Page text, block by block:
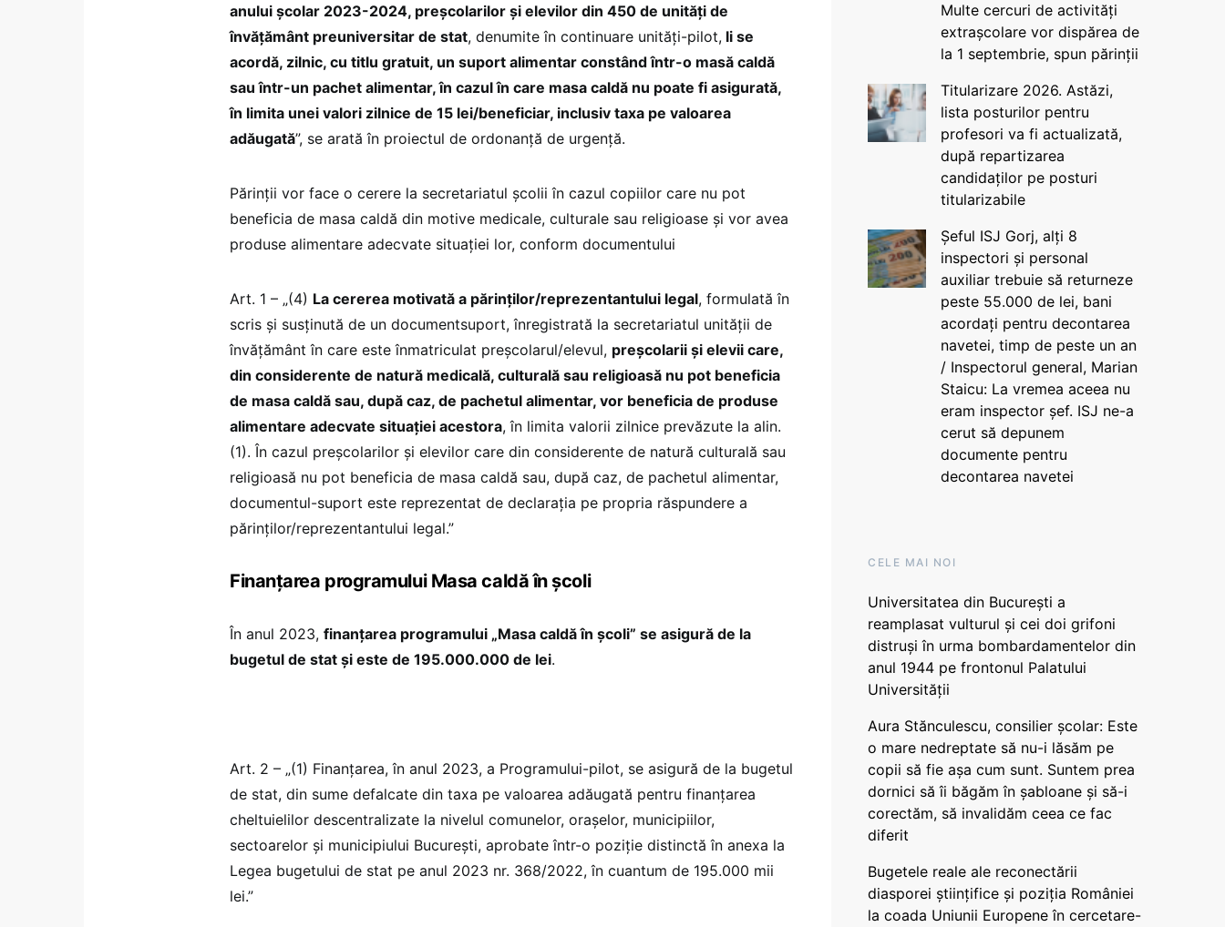
anului școlar 2023-2024, preșcolarilor și elevilor din 450 de unități de
învățământ preuniversitar de stat, denumite în continuare unități-pilot, li se
acordă, zilnic, cu titlu gratuit, un suport alimentar constând într-o masă caldă
sau într-un pachet alimentar, în cazul în care masa caldă nu poate fi asigurată,
în limita unei valori zilnice de 15 lei/beneficiar, inclusiv taxa pe valoarea
adăugată”, se arată în proiectul de ordonanță de urgență.
Părinții vor face o cerere la secretariatul școlii în cazul copiilor care nu pot
beneficia de masa caldă din motive medicale, culturale sau religioase și vor avea
produse alimentare adecvate situației lor, conform documentului
Art. 1 – „(4) La cererea motivată a părinților/reprezentantului legal, formulată în
scris și susținută de un documentsuport, înregistrată la secretariatul unității de
învățământ în care este înmatriculat preșcolarul/elevul, preșcolarii și elevii care,
din considerente de natură medicală, culturală sau religioasă nu pot beneficia
de masa caldă sau, după caz, de pachetul alimentar, vor beneficia de produse
alimentare adecvate situației acestora, în limita valorii zilnice prevăzute la alin.
(1). În cazul preșcolarilor și elevilor care din considerente de natură culturală sau
religioasă nu pot beneficia de masa caldă sau, după caz, de pachetul alimentar,
documentul-suport este reprezentat de declarația pe propria răspundere a
părinților/reprezentantului legal.”
Finanțarea programului Masa caldă în școli
În anul 2023, finanțarea programului „Masa caldă în școli” se asigură de la
bugetul de stat și este de 195.000.000 de lei.
Art. 2 – „(1) Finanțarea, în anul 2023, a Programului-pilot, se asigură de la bugetul
de stat, din sume defalcate din taxa pe valoarea adăugată pentru finanțarea
cheltuielilor descentralizate la nivelul comunelor, orașelor, municipiilor,
sectoarelor și municipiului București, aprobate într-o poziție distinctă în anexa la
Legea bugetului de stat pe anul 2023 nr. 368/2022, în cuantum de 195.000 mii
lei.”
Multe cercuri de activități
extrașcolare vor dispărea de
la 1 septembrie, spun părinții
Titularizare 2026. Astăzi,
lista posturilor pentru
profesori va fi actualizată,
după repartizarea
candidaților pe posturi
titularizabile
Șeful ISJ Gorj, alți 8
inspectori și personal
auxiliar trebuie să returneze
peste 55.000 de lei, bani
acordați pentru decontarea
navetei, timp de peste un an
/ Inspectorul general, Marian
Staicu: La vremea aceea nu
eram inspector șef. ISJ ne-a
cerut să depunem
documente pentru
decontarea navetei
CELE MAI NOI
Universitatea din București a
reamplasat vulturul și cei doi grifoni
distruși în urma bombardamentelor din
anul 1944 pe frontonul Palatului
Universității
Aura Stănculescu, consilier școlar: Este
o mare nedreptate să nu-i lăsăm pe
copii să fie așa cum sunt. Suntem prea
dornici să îi băgăm în șabloane și să-i
corectăm, să invalidăm ceea ce fac
diferit
Bugetele reale ale reconectării
diasporei științifice și poziția României
la coada Uniunii Europene în cercetare-